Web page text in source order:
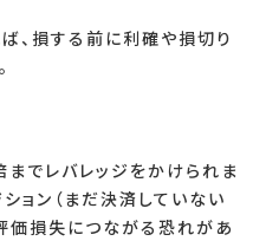
、損する前に利確や損切り
でレバレッジをかけられま
ョン（まだ決済していない
価損失につながる恐れがあ